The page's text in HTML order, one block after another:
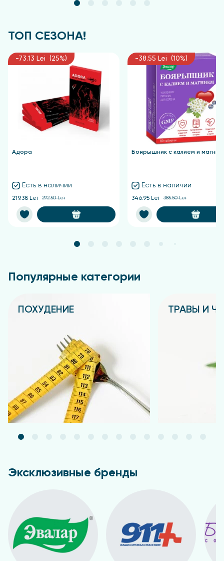
ТОП СЕЗОНА!
-73.13 Lei (25%)
Адора
Есть в наличии
219.38 Lei 292.50 Lei
-38.55 Lei (10%)
Боярышник с калием и
Есть в наличии
346.95 Lei 385.50 Lei
Популярные категории
ПОХУДЕНИЕ ТРАВЫ И
Эксклюзивные бренды